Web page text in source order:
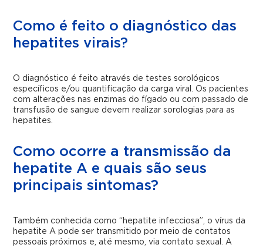
Como é feito o diagnóstico das
hepatites virais?
O diagnóstico é feito através de testes sorológicos
específicos e/ou quantificação da carga viral. Os pacientes
com alterações nas enzimas do fígado ou com passado de
transfusão de sangue devem realizar sorologias para as
hepatites.
Como ocorre a transmissão da
hepatite A e quais são seus
principais sintomas?
Também conhecida como “hepatite infecciosa”, o vírus da
hepatite A pode ser transmitido por meio de contatos
pessoais próximos e, até mesmo, via contato sexual. A